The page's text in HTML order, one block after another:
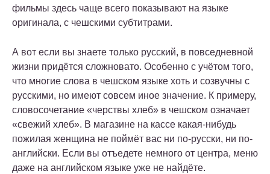
фильмы здесь чаще всего показывают на языке
оригинала, с чешскими субтитрами.
А вот если вы знаете только русский, в повседневной
жизни придётся сложновато. Особенно с учётом того,
что многие слова в чешском языке хоть и созвучны с
русскими, но имеют совсем иное значение. К примеру,
словосочетание «черствы хлеб» в чешском означает
«свежий хлеб». В магазине на кассе какая-нибудь
пожилая женщина не поймёт вас ни по-русски, ни по-
английски. Если вы отъедете немного от центра, меню
даже на английском языке уже не найдёте.